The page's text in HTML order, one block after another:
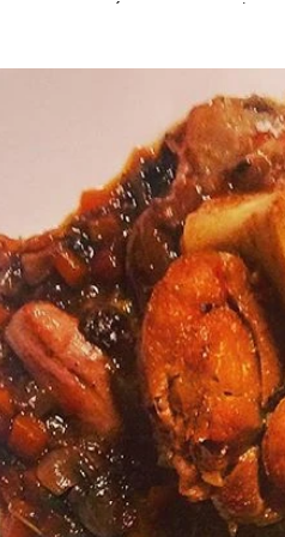
sempre que saía com meus pais